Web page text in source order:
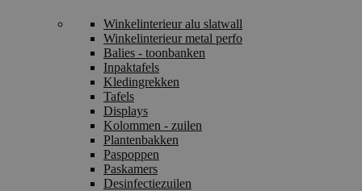
Winkelinterieur alu slatwall
Winkelinterieur metal perfo
Balies - toonbanken
Inpaktafels
Kledingrekken
Tafels
Displays
Kolommen - zuilen
Plantenbakken
Paspoppen
Paskamers
Desinfectiezuilen